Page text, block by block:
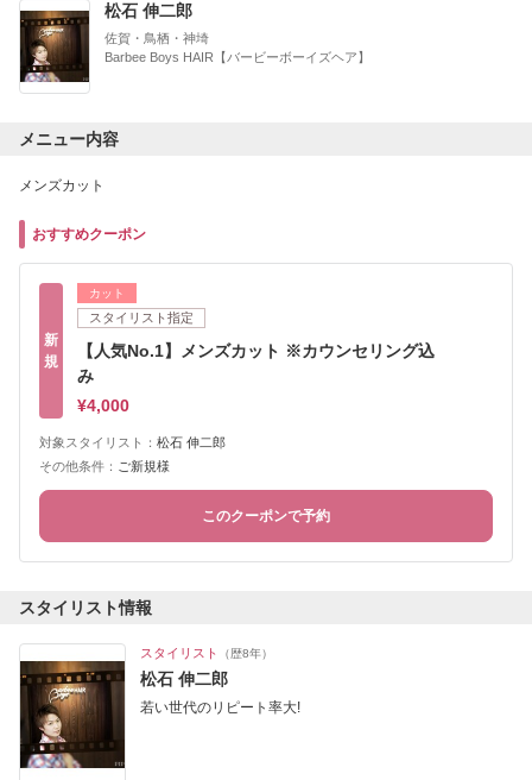
松石 伸二郎
佐賀・鳥栖・神埼
Barbee Boys HAIR【バービーボーイズヘア】
メニュー内容
メンズカット
おすすめクーポン
新
規
カット
スタイリスト指定
【人気No.1】メンズカット ※カウンセリング込
み
¥4,000
対象スタイリスト： 松石 伸二郎
その他条件： ご新規様
このクーポンで予約
スタイリスト情報
スタイリスト （歴8年）
松石 伸二郎
若い世代のリピート率大!